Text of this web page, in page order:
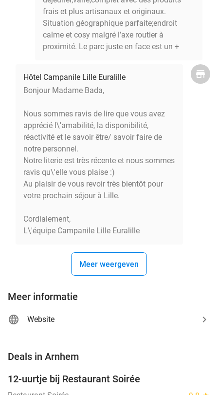
frais et plus artisanaux et originaux.
Situation géographique parfaite;endroit
calme et cosy malgré l’axe routier à
proximité. Le parc juste en face est un +
Hôtel Campanile Lille Euralille
Bonjour Madame Bada,
Nous sommes ravis de lire que vous avez
apprécié l\'amabilité, la disponibilité,
réactivité et le savoir être/ savoir faire de
notre personnel.
Notre literie est très récente et nous sommes
ravis qu\'elle vous plaise :)
Au plaisir de vous revoir très bientôt pour
votre prochain séjour à Lille.
Cordialement,
L\'équipe Campanile Lille Euralille
Meer weergeven
Meer informatie
Website
Deals in Arnhem
12-uurtje bij Restaurant Soirée